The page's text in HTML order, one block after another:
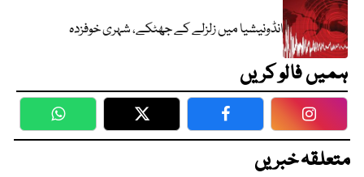
انڈونیشیا میں زلزلے کے جھٹکے، شہری خوفزدہ
ہمیں فالو کریں
WhatsApp Twitter Facebook
متعلقہ خبریں